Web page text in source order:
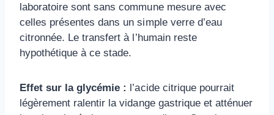
laboratoire sont sans commune mesure avec
celles présentes dans un simple verre d’eau
citronnée. Le transfert à l’humain reste
hypothétique à ce stade.
Effet sur la glycémie : l’acide citrique pourrait
légèrement ralentir la vidange gastrique et atténuer